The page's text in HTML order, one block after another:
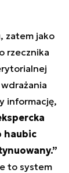
zatem jako
rzecznika
informację,
haubic
to system